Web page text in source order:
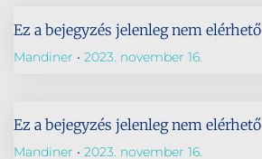
Ez a bejegyzés jelenleg nem elérhető
Mandiner 2023. november 16.
Ez a bejegyzés jelenleg nem elérhető
Mandiner 2023. november 16.